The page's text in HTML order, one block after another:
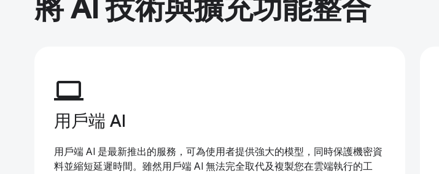
將 AI 技術與擴充功能整合
computer
用戶端 AI
用戶端 AI 是最新推出的服務，可為使用者提供強大的模型，同時保護機密資
料並縮短延遲時間。雖然用戶端 AI 無法完全取代及複製您在雲端執行的工